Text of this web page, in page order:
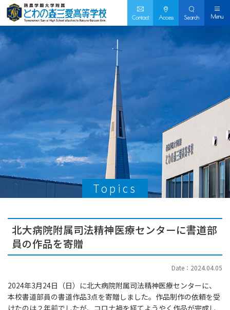
Contact Access Search Menu
Topics
北大病院附属司法精神医療センターに書道部
員の作品を寄贈
Date：2024.04.05
2024年3月24日（日）に北大病院附属司法精神医療センターに、
本校書道部員の書道作品3点を寄贈しました。作品制作の依頼を受
けたのは２年前でしたが、コロナ禍を経てようやく作品が完成し